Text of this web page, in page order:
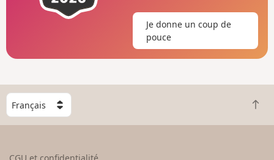
Je donne un coup de
pouce
C
h
o
R
e
CGU et confidentialité